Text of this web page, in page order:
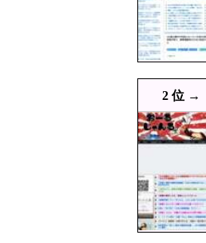
08/08 19:00
08/08 19:00
08/08 18:55
08/08 18:51
08/08 18:39
08/08 18:31
08/08 18:20
08/08 18:16
08/08 18:12
2 位 →